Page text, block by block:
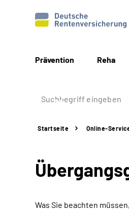
Prävention Reha
Startseite Online-
Was Sie beachten